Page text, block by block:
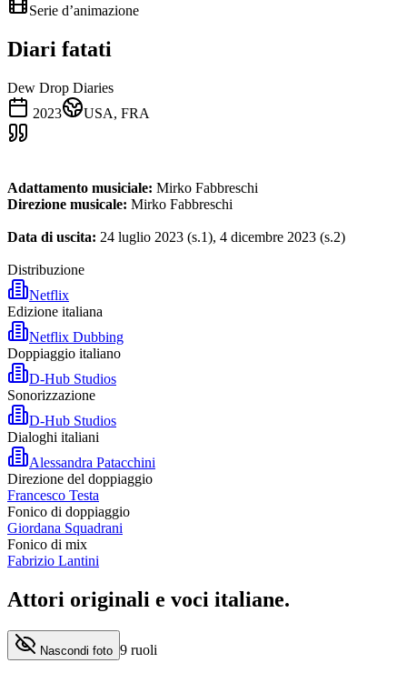
Serie d’animazione
Diari fatati
Dew Drop Diaries
2023
USA, FRA
Adattamento musiciale: Mirko Fabbreschi
Direzione musicale: Mirko Fabbreschi
Data di uscita: 24 luglio 2023 (s.1), 4 dicembre 2023 (s.2)
Distribuzione
Netflix
Edizione italiana
Netflix Dubbing
Doppiaggio italiano
D-Hub Studios
Sonorizzazione
D-Hub Studios
Dialoghi italiani
Alessandra Patacchini
Direzione del doppiaggio
Francesco Testa
Fonico di doppiaggio
Giordana Squadrani
Fonico di mix
Fabrizio Lantini
Attori originali e voci italiane.
Nascondi foto 9 ruoli